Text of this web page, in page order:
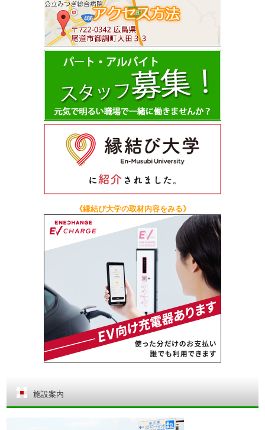
《縁結び大学の取材内容をみる》
施設案内